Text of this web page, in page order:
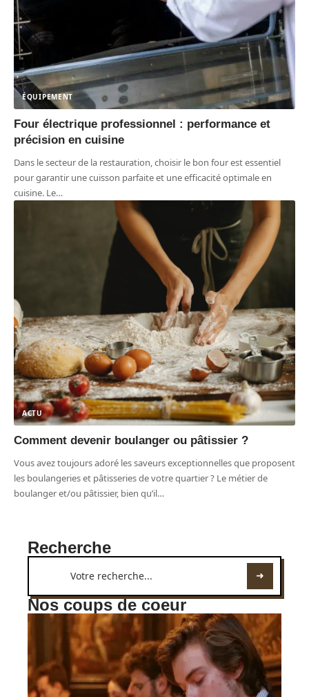
ÉQUIPEMENT
Four électrique professionnel : performance et
précision en cuisine
Dans le secteur de la restauration, choisir le bon four est essentiel
pour garantir une cuisson parfaite et une efficacité optimale en
cuisine. Le…
ACTU
Comment devenir boulanger ou pâtissier ?
Vous avez toujours adoré les saveurs exceptionnelles que proposent
les boulangeries et pâtisseries de votre quartier ? Le métier de
boulanger et/ou pâtissier, bien qu’il…
Recherche
Nos coups de coeur